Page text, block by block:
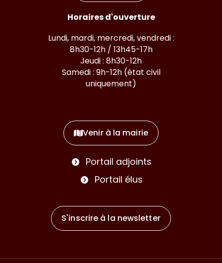
Horaires d'ouverture
Lundi, mardi, mercredi, vendredi :
8h30-12h / 13h45-17h
Jeudi : 8h30-12h
Samedi : 9h-12h (état civil
uniquement)
Venir à la mairie
Portail adjoints
Portail élus
S'inscrire à la newsletter